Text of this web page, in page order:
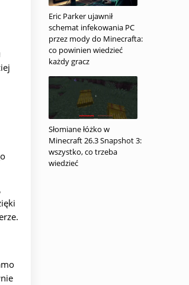
Eric Parker ujawnił
schemat infekowania PC
przez mody do Minecrafta:
co powinien wiedzieć
każdy gracz
Słomiane łóżko w
Minecraft 26.3 Snapshot 3:
wszystko, co trzeba
wiedzieć